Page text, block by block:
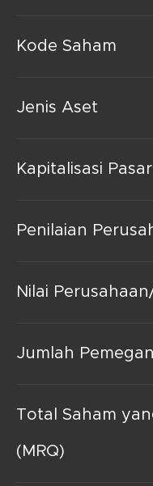
Kode Saham
Jenis Aset
Kapitalisasi Pasar
Penilaian
Nilai
Jumlah
Total Saham
(MRQ)